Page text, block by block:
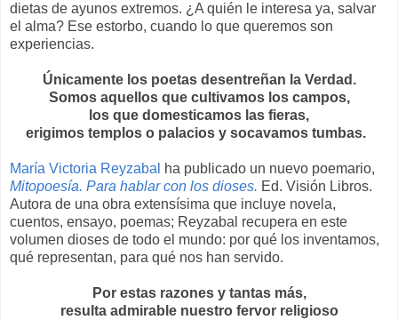
dietas de ayunos extremos. ¿A quién le interesa ya, salvar
el alma? Ese estorbo, cuando lo que queremos son
experiencias.
Únicamente los poetas desentreñan la Verdad.
Somos aquellos que cultivamos los campos,
los que domesticamos las fieras,
erigimos templos o palacios y socavamos tumbas.
María Victoria Reyzabal
ha publicado un nuevo poemario,
Mitopoesía. Para hablar con los dioses. Ed. Visión Libros.
Autora de una obra extensísima que incluye novela,
cuentos, ensayo, poemas; Reyzabal recupera en este
volumen dioses de todo el mundo: por qué los inventamos,
qué representan, para qué nos han servido.
Por estas razones y tantas más,
resulta admirable nuestro fervor religioso